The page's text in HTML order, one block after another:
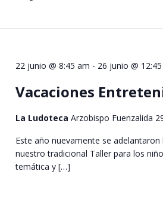
22 junio @ 8:45 am - 26 junio @
Vacaciones
La Ludoteca Arzobispo Fuenzalida
Este año nuevamente se
nuestro tradicional Taller para los
temática y […]